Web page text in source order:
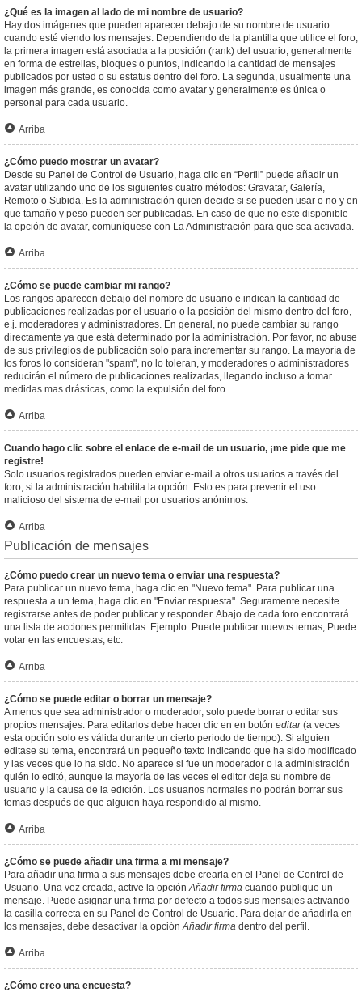
¿Qué es la imagen al lado de mi nombre de usuario?
Hay dos imágenes que pueden aparecer debajo de su nombre de usuario
cuando esté viendo los mensajes. Dependiendo de la plantilla que utilice el foro,
la primera imagen está asociada a la posición (rank) del usuario, generalmente
en forma de estrellas, bloques o puntos, indicando la cantidad de mensajes
publicados por usted o su estatus dentro del foro. La segunda, usualmente una
imagen más grande, es conocida como avatar y generalmente es única o
personal para cada usuario.
Arriba
¿Cómo puedo mostrar un avatar?
Desde su Panel de Control de Usuario, haga clic en “Perfil” puede añadir un
avatar utilizando uno de los siguientes cuatro métodos: Gravatar, Galería,
Remoto o Subida. Es la administración quien decide si se pueden usar o no y en
que tamaño y peso pueden ser publicadas. En caso de que no este disponible
la opción de avatar, comuníquese con La Administración para que sea activada.
Arriba
¿Cómo se puede cambiar mi rango?
Los rangos aparecen debajo del nombre de usuario e indican la cantidad de
publicaciones realizadas por el usuario o la posición del mismo dentro del foro,
e.j. moderadores y administradores. En general, no puede cambiar su rango
directamente ya que está determinado por la administración. Por favor, no abuse
de sus privilegios de publicación solo para incrementar su rango. La mayoría de
los foros lo consideran "spam", no lo toleran, y moderadores o administradores
reducirán el número de publicaciones realizadas, llegando incluso a tomar
medidas mas drásticas, como la expulsión del foro.
Arriba
Cuando hago clic sobre el enlace de e-mail de un usuario, ¡me pide que me
registre!
Solo usuarios registrados pueden enviar e-mail a otros usuarios a través del
foro, si la administración habilita la opción. Esto es para prevenir el uso
malicioso del sistema de e-mail por usuarios anónimos.
Arriba
Publicación de mensajes
¿Cómo puedo crear un nuevo tema o enviar una respuesta?
Para publicar un nuevo tema, haga clic en "Nuevo tema". Para publicar una
respuesta a un tema, haga clic en "Enviar respuesta". Seguramente necesite
registrarse antes de poder publicar y responder. Abajo de cada foro encontrará
una lista de acciones permitidas. Ejemplo: Puede publicar nuevos temas, Puede
votar en las encuestas, etc.
Arriba
¿Cómo se puede editar o borrar un mensaje?
A menos que sea administrador o moderador, solo puede borrar o editar sus
propios mensajes. Para editarlos debe hacer clic en en botón editar(a veces
esta opción solo es válida durante un cierto periodo de tiempo). Si alguien
editase su tema, encontrará un pequeño texto indicando que ha sido modificado
y las veces que lo ha sido. No aparece si fue un moderador o la administración
quién lo editó, aunque la mayoría de las veces el editor deja su nombre de
usuario y la causa de la edición. Los usuarios normales no podrán borrar sus
temas después de que alguien haya respondido al mismo.
Arriba
¿Cómo se puede añadir una firma a mi mensaje?
Para añadir una firma a sus mensajes debe crearla en el Panel de Control de
Usuario. Una vez creada, active la opciónAñadir firma cuando publique un
mensaje. Puede asignar una firma por defecto a todos sus mensajes activando
la casilla correcta en su Panel de Control de Usuario. Para dejar de añadirla en
los mensajes, debe desactivar la opciónAñadir firma dentro del perfil.
Arriba
¿Cómo creo una encuesta?